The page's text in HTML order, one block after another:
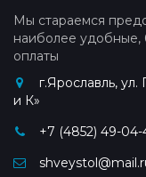
Мы стараемся
наиболее удобные,
оплаты
г.Ярославль,
и К»
+7 (4852) 49-